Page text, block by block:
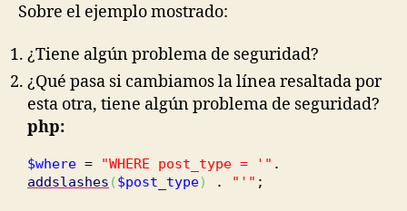
Sobre el ejemplo mostrado:
¿Tiene algún problema de seguridad?
¿Qué pasa si cambiamos la línea resaltada por
esta otra, tiene algún problema de seguridad?
php:
$where = "WHERE post_type = '" .
addslashes ($post_type) . "'" ;